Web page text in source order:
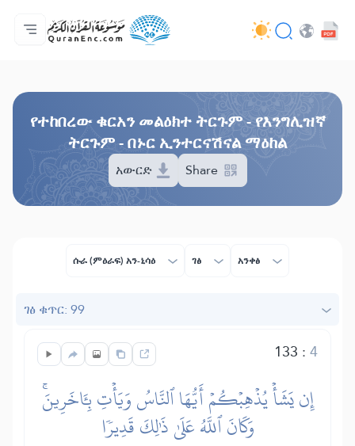
ዋና ማውጫ
የትርጉሞች ማውጫ
Audio
የአዘማኞች አገልግሎቶች - API
በስራው እቅዱ (በፕሮጀክቱ) ዙሪያ
እኛን ያግኙ!
ቋንቋ
የተከበረው ቁርአን መልዕክተ ትርጉም - የእንግሊዝኛ
ትርጉም - በኑር ኢንተርናሽናል ማዕከል
አውርድ Share
ሱራ (ምዕራፍ) አን-ኒሳዕ ገፅ አንቀፅ
ገፅ ቁጥር: 99
133 :4
إِن يَشَأۡ يُذۡهِبۡكُمۡ أَيُّهَا ٱلنَّاسُ وَيَأۡتِ بِـَٔاخَرِينَۚ
وَكَانَ ٱللَّهُ عَلَىٰ ذَٰلِكَ قَدِيرٗا